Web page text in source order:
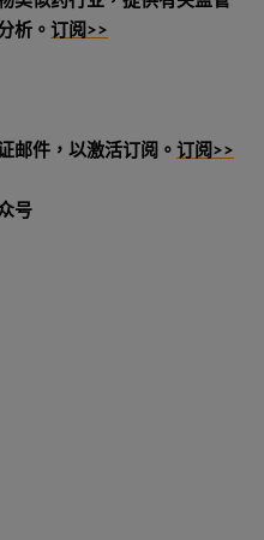
析。 订阅>>
邮件，以激活订阅。 订阅>>
号